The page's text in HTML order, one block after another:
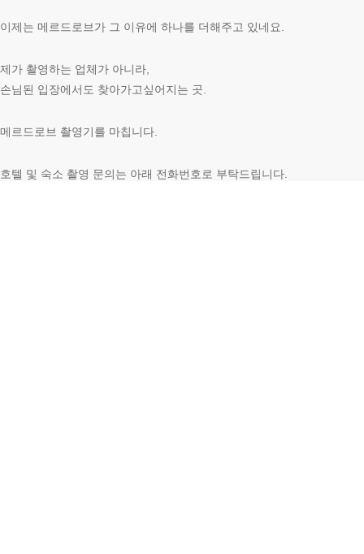
이제는 메르드로브가 그 이유에 하나를 더해주고 있네요.
제가 촬영하는 업체가 아니라,
손님된 입장에서도 찾아가고싶어지는 곳.
메르드로브 촬영기를 마칩니다.
호텔 및 숙소 촬영 문의는 아래 전화번호로 부탁드립니다.